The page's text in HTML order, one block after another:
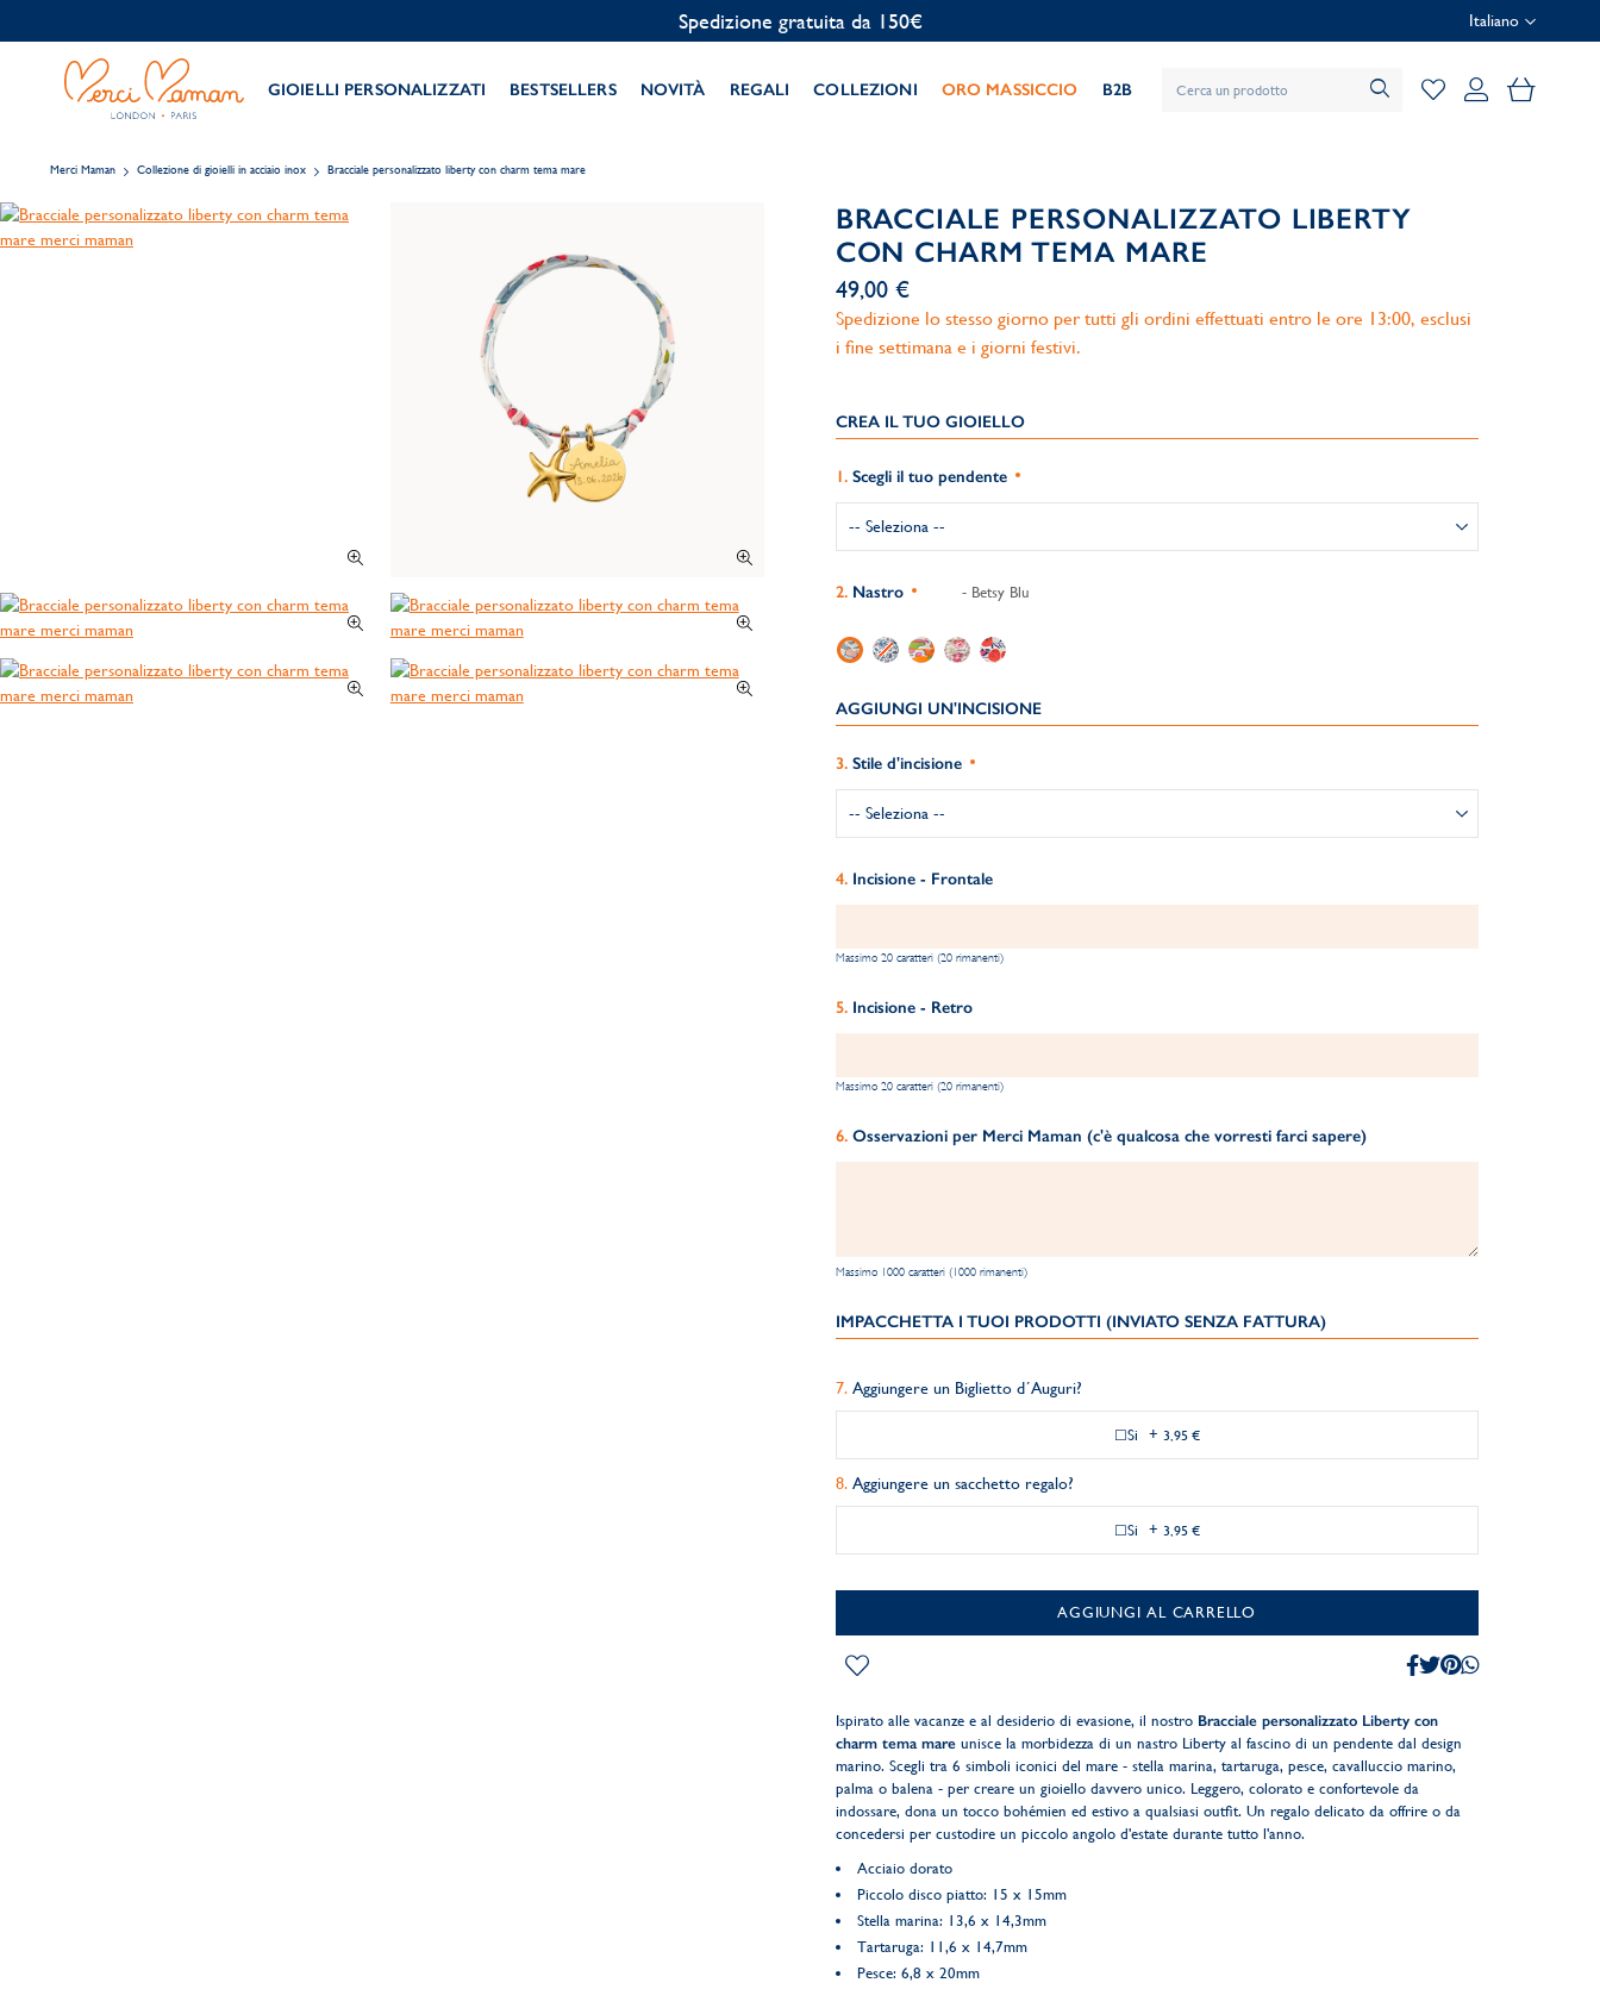
Personalizzazione gratuita Italiano
GIOIELLI PERSONALIZZATI BESTSELLERS NOVITÀ REGALI COLLEZIONI ORO MASSICCIO B2B Il mio
Merci Maman Collezione di gioielli in acciaio inox Bracciale personalizzato liberty con charm tema mare
BRACCIALE PERSONALIZZATO LIBERTY
CON CHARM TEMA MARE
49,00 €
Spedizione lo stesso giorno per tutti gli ordini effettuati entro le ore 13:00, esclusi
i fine settimana e i giorni festivi.
CREA IL TUO GIOIELLO
Scegli il tuo pendente
Nastro - Betsy Blu
AGGIUNGI UN'INCISIONE
Stile d'incisione
Incisione - Frontale
Massimo 20 caratteri (20 rimanenti)
Incisione - Retro
Massimo 20 caratteri (20 rimanenti)
Osservazioni per Merci Maman (c'è qualcosa che vorresti farci sapere)
Massimo 1000 caratteri (1000 rimanenti)
IMPACCHETTA I TUOI PRODOTTI (INVIATO SENZA FATTURA)
Aggiungere un Biglietto d´Auguri?
Si + 3,95 €
Aggiungere un sacchetto regalo?
Si + 3,95 €
AGGIUNGI AL CARRELLO
Ispirato alle vacanze e al desiderio di evasione, il nostroBracciale personalizzato Liberty con
charm tema mareunisce la morbidezza di un nastro Liberty al fascino di un pendente dal design
marino. Scegli tra 6 simboli iconici del mare - stella marina, tartaruga, pesce, cavalluccio marino,
palma o balena - per creare un gioiello davvero unico. Leggero, colorato e confortevole da
indossare, dona un tocco bohémien ed estivo a qualsiasi outfit. Un regalo delicato da offrire o da
concedersi per custodire un piccolo angolo d'estate durante tutto l'anno.
Acciaio dorato
Piccolo disco piatto: 15 x 15mm
Stella marina: 13,6 x 14,3mm
Tartaruga: 11,6 x 14,7mm
Pesce: 6,8 x 20mm